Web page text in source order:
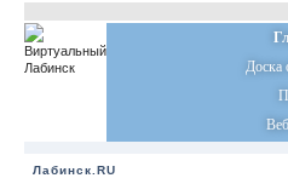
Доска
Лабинск.RU